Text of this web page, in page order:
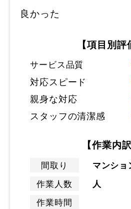
良かった
【項目別評
サービス品質
対応スピード
親身な対応
スタッフの清潔感
【作業内訳
間取り
マンシ
作業人数
人
作業時間